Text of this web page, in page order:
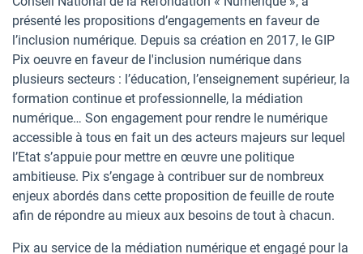
présenté les propositions d’engagements en faveur de
l’inclusion numérique. Depuis sa création en 2017, le GIP
Pix oeuvre en faveur de l'inclusion numérique dans
plusieurs secteurs : l’éducation, l’enseignement supérieur, la
formation continue et professionnelle, la médiation
numérique… Son engagement pour rendre le numérique
accessible à tous en fait un des acteurs majeurs sur lequel
l’Etat s’appuie pour mettre en œuvre une politique
ambitieuse. Pix s’engage à contribuer sur de nombreux
enjeux abordés dans cette proposition de feuille de route
afin de répondre au mieux aux besoins de tout à chacun.
Pix au service de la médiation numérique et engagé pour la